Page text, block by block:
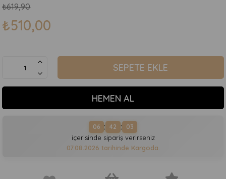
₺619,90
₺510,00
06 : 42 : 02
içerisinde sipariş verirseniz
07.08.2026 tarihinde Kargoda.